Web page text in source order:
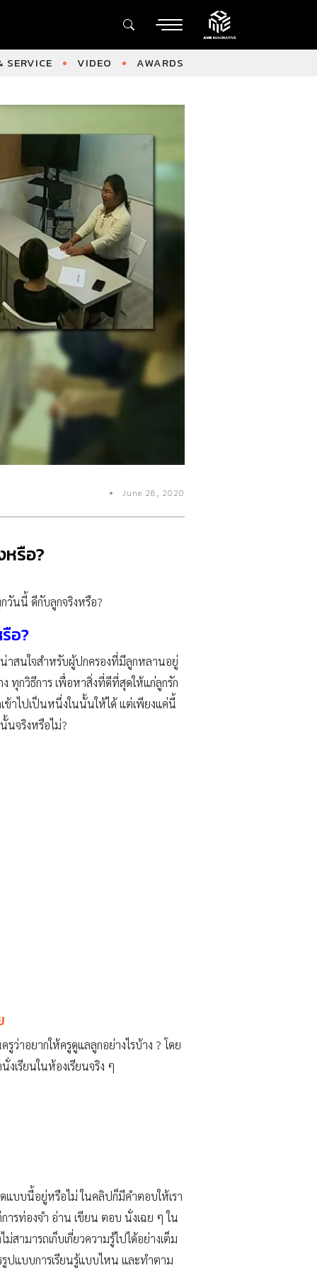
SERVICE VIDEO AWARDS
June 28, 2020
หรือ?
วันนี้ ดีกับลูกจริงหรือ?
อ?
าสนใจสำหรับผู้ปกครองที่มีลูกหลานอยู่
ทุกวิธีการ เพื่อหาสิ่งที่ดีที่สุดให้แก่ลูกรัก
ข้าไปเป็นหนึ่งในนั้นให้ได้ แต่เพียงแค่นี้
นจริงหรือไม่?
าอยากให้ครูดูแลลูกอย่างไรบ้าง ? โดย
เรียนในห้องเรียนจริง ๆ
แบบนี้อยู่หรือไม่ ในคลิปก็มีคำตอบให้เรา
ารท่องจำ อ่าน เขียน ตอบ นั่งเฉย ๆ ใน
ามารถเก็บเกี่ยวความรู้ไปได้อย่างเต็ม
ปแบบการเรียนรู้แบบไหน และทำตาม